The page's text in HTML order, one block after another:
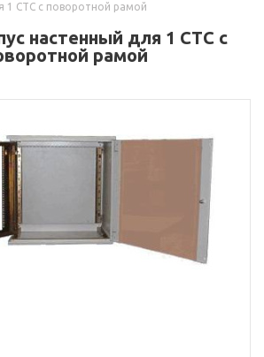
1 CTC с поворотной рамой
настенный для 1 CTC с
рамой